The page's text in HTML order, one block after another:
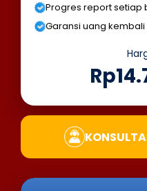
Progres report setiap
Garansi uang